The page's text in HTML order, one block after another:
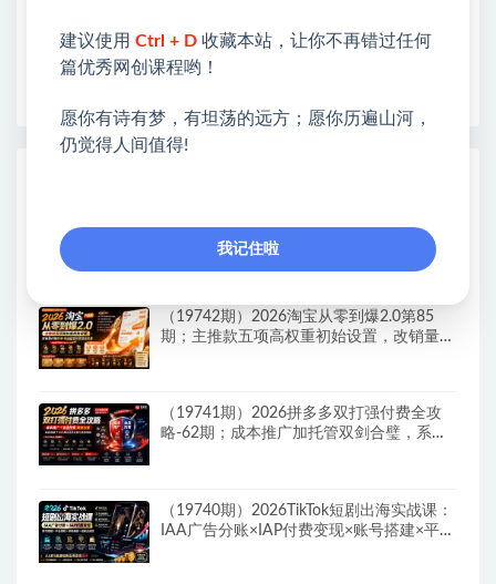
❤如果您也依存于互联网，欢迎加入本站会员，将尽
早为您提供丰盛价值。祝您前程似锦！
账号日收益20+单电脑日收益可达800+带分
（19742期）2026淘宝从零到爆2.0第85
期；主推款五项高权重初始设置，改销量评
（19741期）2026拼多多双打强付费全攻
略-62期；成本推广加托管双剑合璧，系统
（19740期）2026TikTok短剧出海实战课：
IAA广告分账×IAP付费变现×账号搭建×平台
建议使用 Ctrl + D 收藏本站，让你不再错过任何
篇优秀网创课程哟！
愿你有诗有梦，有坦荡的远方；愿你历遍山河，
仍觉得人间值得!
我记住啦